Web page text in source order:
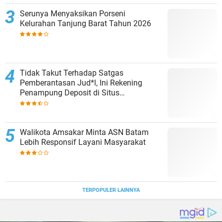
Serunya Menyaksikan Porseni
Kelurahan Tanjung Barat Tahun 2026
Tidak Takut Terhadap Satgas
Pemberantasan Jud*l, Ini Rekening
Penampung Deposit di Situs
MENARA4D
Walikota Amsakar Minta ASN Batam
Lebih Responsif Layani Masyarakat
TERPOPULER LAINNYA